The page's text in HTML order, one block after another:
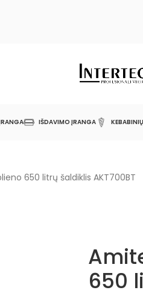
IŠDAVIMO ĮRANGA
650 litrų šaldiklis AKT700BT
650